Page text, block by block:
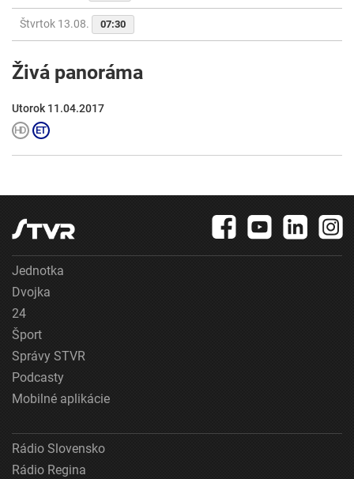
Štvrtok 13.08. 07:30
Živá panoráma
Utorok 11.04.2017
Jednotka
Dvojka
24
Šport
Správy STVR
Podcasty
Mobilné aplikácie
Rádio Slovensko
Rádio Regina